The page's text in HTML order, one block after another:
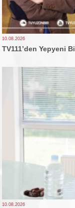
10.08.2026
TV111’den Yepyeni
10.08.2026